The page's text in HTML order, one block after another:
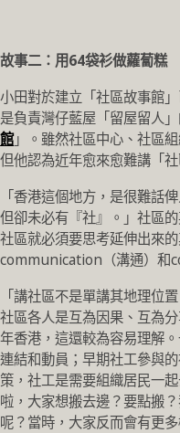
故事二：用64袋衫做蘿蔔糕
小田對於建立「社區故事館
是負責灣仔藍屋「留屋留人
館」。雖然社區中心、社區
但他認為近年愈來愈難講「社
「香港這個地方，是很難話
但卻未必有『社』。」社區
社區就必須要思考延伸出來
communication（溝通）和
「講社區不是單講其地理位
社區各人是互為因果、互為
年香港，這還較為容易理解
連結和動員；早期社工參與
策，社工是需要組織居民一
啦，大家想搬去邊？要點搬
呢？當時，大家反而會有更